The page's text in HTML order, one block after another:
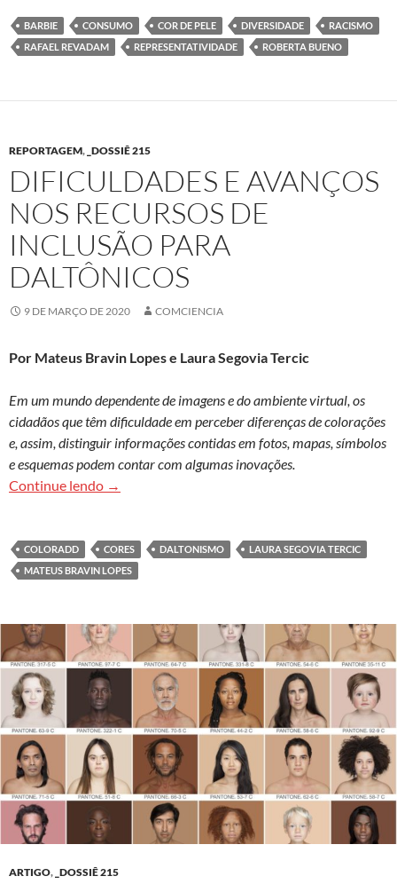
BARBIE CONSUMO COR DE PELE DIVERSIDADE
RACISMO
RAFAEL REVADAM
REPRESENTATIVIDADE ROBERTA BUENO
REPORTAGEM, _DOSSIÊ 215
DIFICULDADES E AVANÇOS
NOS RECURSOS DE
INCLUSÃO PARA
DALTÔNICOS
9 DE MARÇO DE 2020 COMCIENCIA
Por Mateus Bravin Lopes e Laura Segovia Tercic
Em um mundo dependente de imagens e do ambiente virtual, os
cidadãos que têm dificuldade em perceber diferenças de colorações
e, assim, distinguir informações contidas em fotos, mapas, símbolos
e esquemas podem contar com algumas inovações.
Continue lendo Dificuldades e avanços nos recursos de
→
COLORADD CORES DALTONISMO
LAURA SEGOVIA TERCIC
MATEUS BRAVIN LOPES
ARTIGO, _DOSSIÊ 215